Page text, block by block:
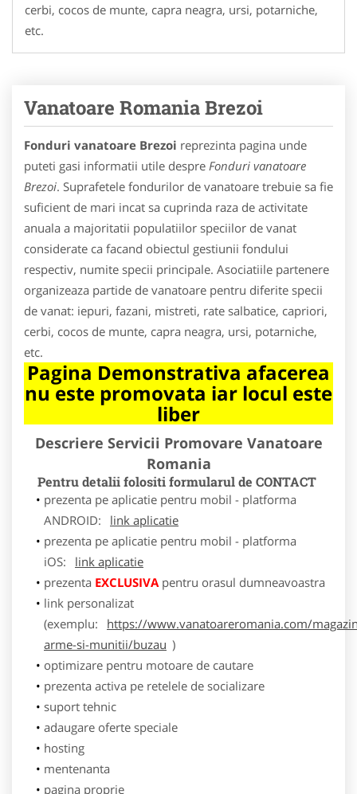
cerbi, cocos de munte, capra neagra, ursi, potarniche,
etc.
Vanatoare Romania Brezoi
Fonduri vanatoare Brezoi reprezinta pagina unde
puteti gasi informatii utile despre Fonduri vanatoare
Brezoi. Suprafetele fondurilor de vanatoare trebuie sa fie
suficient de mari incat sa cuprinda raza de activitate
anuala a majoritatii populatiilor speciilor de vanat
considerate ca facand obiectul gestiunii fondului
respectiv, numite specii principale. Asociatiile partenere
organizeaza partide de vanatoare pentru diferite specii
de vanat: iepuri, fazani, mistreti, rate salbatice, capriori,
cerbi, cocos de munte, capra neagra, ursi, potarniche,
etc.
Pagina Demonstrativa afacerea
nu este promovata iar locul este
liber
Descriere Servicii Promovare Vanatoare
Romania
Pentru detalii folositi formularul de CONTACT
prezenta pe aplicatie pentru mobil - platforma
ANDROID:
link aplicatie
prezenta pe aplicatie pentru mobil - platforma
iOS:
link aplicatie
prezenta EXCLUSIVApentru orasul dumneavoastra
link personalizat
(exemplu:
https://www.vanatoareromania.com/
arme-si-munitii/buzau )
optimizare pentru motoare de cautare
prezenta activa pe retelele de socializare
suport tehnic
adaugare oferte speciale
hosting
mentenanta
pagina proprie